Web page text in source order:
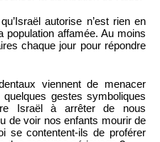
autorise n’est rien en
affamée. Au moins
chaque jour pour répondre
viennent de menacer
gestes symboliques
Israël à arrêter de nous
de voir nos enfants mourir de
se contentent-ils de proférer